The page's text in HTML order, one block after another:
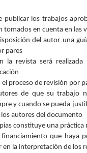
publicar los trabajos
en cuenta en las
del autor una
pares
la revista será
proceso de revisión por
de que su trabajo
y cuando se pueda
autores del documento
constituye una práctica
que haya
la interpretación de los